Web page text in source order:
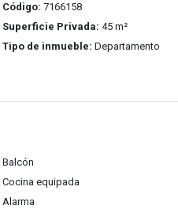
Código: 7166158
Superficie Privada: 45 m²
Tipo de inmueble: Departamento
Balcón
Cocina equipada
Alarma